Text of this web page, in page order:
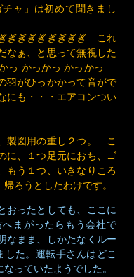
ャ」は初めて聞きまし
ぎぎぎぎぎぎぎぎ これ
なぁ、と思って無視した
っ かっかっ かっかっ
羽がひっかかって音がで
にも・・・エアコンつい
製図用の重し２つ。 こ
に、１つ足元におち、ゴ
もう１つ、いきなりころ
ろうとしたわけです。
おったとしても、ここに
まがったらもう会社で
なまま、しかたなくルー
した。運転手さんはどこ
っていたようでした。